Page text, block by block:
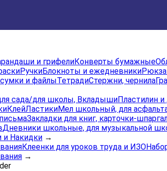
и грифелиКонверты бумажные
РучкиБлокноты и ежедневники
и файлыТетрадиСтержни, чернила
сада/для школы, ВкладышиПластилин и
КлейЛастикиМел школьный, для
Закладки для книг, карточки-
Дневники школьные, для музыкальной
и Накидки →
Клеенки для уроков труда и ИЗО
→